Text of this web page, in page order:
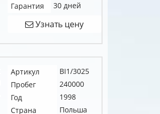
Гарантия
30 дней
Узнать цену
Артикул
BI1/3025
Пробег
240000
Год
1998
Страна
Польша